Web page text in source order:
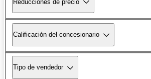
Reducciones de precio
Calificación del concesionario
Tipo de vendedor